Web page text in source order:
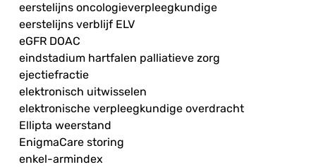
eerstelijns oncologieverpleegkundige
eerstelijns verblijf ELV
eGFR DOAC
eindstadium hartfalen palliatieve zorg
ejectiefractie
elektronisch uitwisselen
elektronische verpleegkundige overdracht
Ellipta weerstand
EnigmaCare storing
enkel-armindex